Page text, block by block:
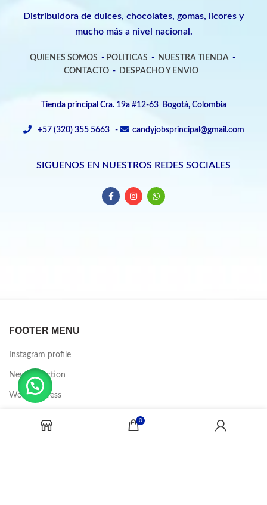
Distribuidora de dulces, chocolates, gomas, licores y
mucho más a nivel nacional.
QUIENES SOMOS - POLITICAS - NUESTRA TIENDA -
CONTACTO- DESPACHO Y ENVIO
Tienda principal Cra. 19a #12-63 Bogotá, Colombia
+57 (320) 355 5663 - candyjobsprincipal@gmail.com
SIGUENOS EN NUESTROS REDES SOCIALES
FOOTER MENU
Instagram profile
New Collection
Woman Dress
0